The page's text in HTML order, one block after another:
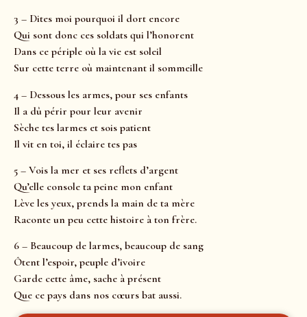
3 – Dites moi pourquoi il dort encore
Qui sont donc ces soldats qui l’honorent
Dans ce périple où la vie est soleil
Sur cette terre où maintenant il sommeille
4 – Dessous les armes, pour ses enfants
Il a dû périr pour leur avenir
Sèche tes larmes et sois patient
Il vit en toi, il éclaire tes pas
5 – Vois la mer et ses reflets d’argent
Qu’elle console ta peine mon enfant
Lève les yeux, prends la main de ta mère
Raconte un peu cette histoire à ton frère.
6 – Beaucoup de larmes, beaucoup de sang
Ôtent l’espoir, peuple d’ivoire
Garde cette âme, sache à présent
Que ce pays dans nos cœurs bat aussi.